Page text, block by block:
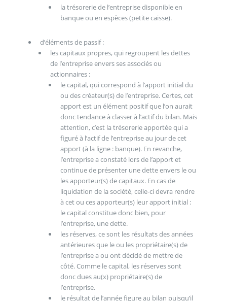
la trésorerie de l’entreprise disponible en
banque ou en espèces (petite caisse).
d’éléments de passif :
les capitaux propres, qui regroupent les dettes
de l’entreprise envers ses associés ou
actionnaires :
le capital, qui correspond à l’apport initial du
ou des créateur(s) de l’entreprise. Certes, cet
apport est un élément positif que l’on aurait
donc tendance à classer à l’actif du bilan. Mais
attention, c’est la trésorerie apportée qui a
figuré à l’actif de l’entreprise au jour de cet
apport (à la ligne : banque). En revanche,
l’entreprise a constaté lors de l’apport et
continue de présenter une dette envers le ou
les apporteur(s) de capitaux. En cas de
liquidation de la société, celle-ci devra rendre
à cet ou ces apporteur(s) leur apport initial :
le capital constitue donc bien, pour
l’entreprise, une dette.
les réserves, ce sont les résultats des années
antérieures que le ou les propriétaire(s) de
l’entreprise a ou ont décidé de mettre de
côté. Comme le capital, les réserves sont
donc dues au(x) propriétaire(s) de
l’entreprise.
le résultat de l’année figure au bilan puisqu’il